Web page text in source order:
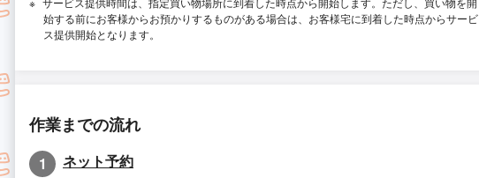
始する前にお客様からお預かりするものがある場合は、お客様宅に到着した時点からサービ
ス提供開始となります。
作業までの流れ
1 ネット予約